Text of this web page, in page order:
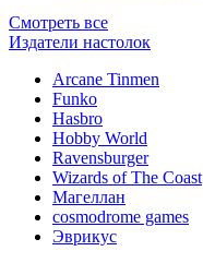
Смотреть все
Издатели настолок
Arcane Tinmen
Funko
Hasbro
Hobby World
Ravensburger
Wizards of The Coast
Магеллан
сosmodrome games
Эврикус